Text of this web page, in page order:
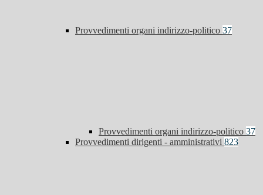
Provvedimenti organi indirizzo-politico 37
Provvedimenti organi indirizzo-politico 37
Provvedimenti dirigenti - amministrativi 823